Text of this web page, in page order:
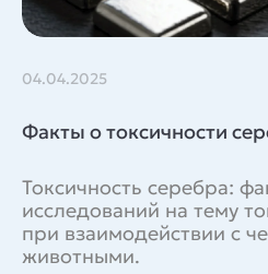
04.04.2025
Факты о токсичности
Токсичность серебра:
исследований на тему
при взаимодействии с
животными.